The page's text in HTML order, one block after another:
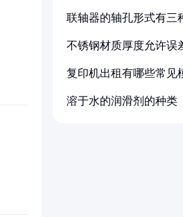
联轴器的轴孔形式有三
不锈钢材质厚度允许误
复印机出租有哪些常见
溶于水的润滑剂的种类